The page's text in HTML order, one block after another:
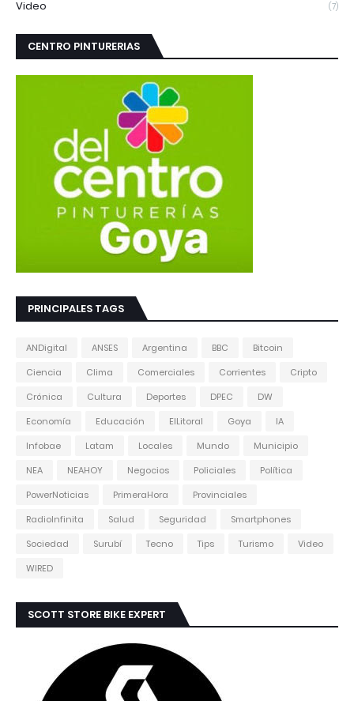
Video (7)
CENTRO PINTURERIAS
PRINCIPALES TAGS
ANDigital ANSES Argentina BBC
Bitcoin
Ciencia
Clima Comerciales Corrientes
Cripto
Crónica
Cultura Deportes DPEC
DW
Economía
Educación ElLitoral Goya
IA
Infobae
Latam Locales Mundo
Municipio
NEA
NEAHOY Negocios Policiales
Política
PowerNoticias
PrimeraHora
Provinciales
RadioInfinita
Salud Seguridad
Smartphones
Sociedad
Surubí Tecno Tips Turismo
Video
WIRED
SCOTT STORE BIKE EXPERT